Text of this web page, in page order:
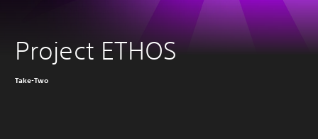
Project ETHOS
Take-Two